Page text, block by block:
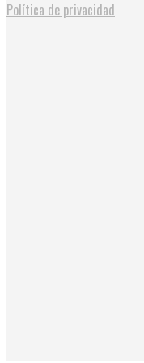
Política de privacidad